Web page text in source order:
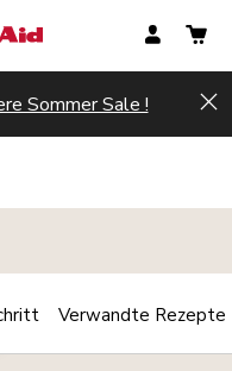
Sommer Sale !
Print
Share
Verwandte Rezepte